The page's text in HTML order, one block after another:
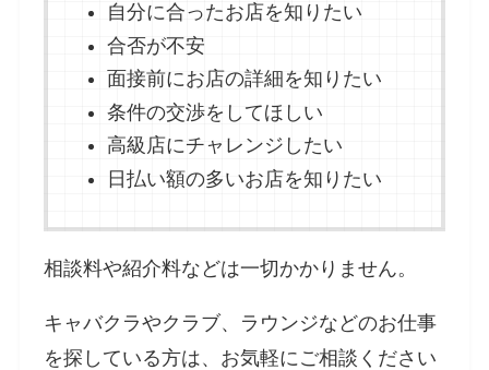
自分に合ったお店を知りたい
合否が不安
面接前にお店の詳細を知りたい
条件の交渉をしてほしい
高級店にチャレンジしたい
日払い額の多いお店を知りたい
相談料や紹介料などは一切かかりません。
キャバクラやクラブ、ラウンジなどのお仕事
を探している方は、お気軽にご相談ください